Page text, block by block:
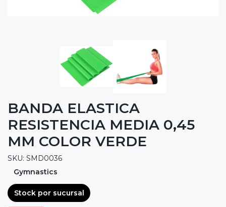
BANDA ELASTICA
RESISTENCIA MEDIA 0,45
MM COLOR VERDE
SKU: SMD0036
Gymnastics
Stock por sucursal